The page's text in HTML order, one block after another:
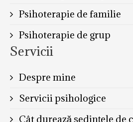
Psihoterapie de familie
Psihoterapie de grup
Servicii
Despre mine
Servicii psihologice
Cât durează ședințele de